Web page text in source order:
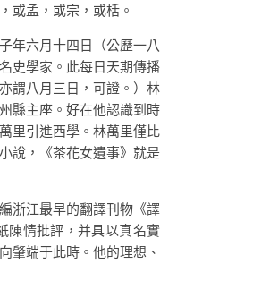
或孟，或宗，或栝。
年六月十四日（公歷一八
史學家。此每日天期傳播
謂八月三日，可證。）林
縣主座。好在他認識到時
里引進西學。林萬里僅比
說，《茶花女遺事》就是
浙江最早的翻譯刊物《譯
陳情批評，并具以真名實
肇端于此時。他的理想、